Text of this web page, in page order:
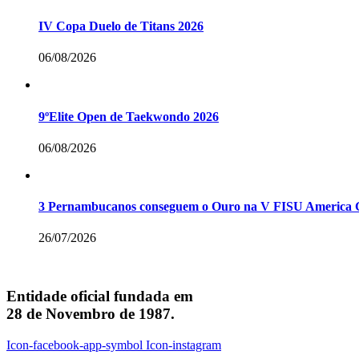
IV Copa Duelo de Titans 2026
06/08/2026
9ºElite Open de Taekwondo 2026
06/08/2026
3 Pernambucanos conseguem o Ouro na V FISU
26/07/2026
Entidade oficial fundada em
28 de Novembro de 1987.
Icon-facebook-app-symbol Icon-instagram